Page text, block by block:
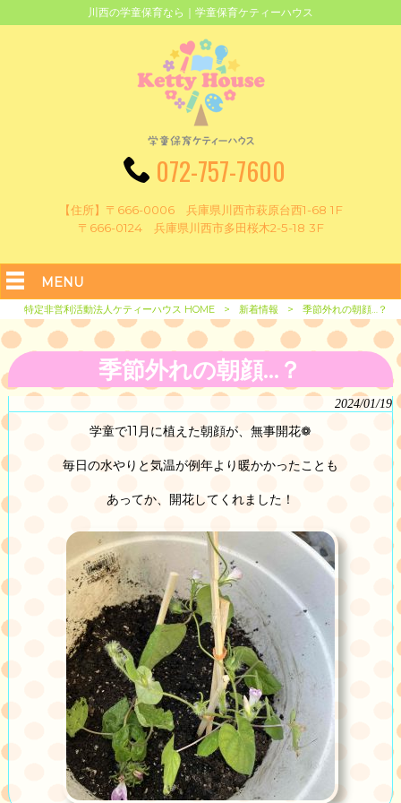
川西の学童保育なら｜学童保育ケティーハウス
072-757-7600
【住所】〒666-0006 兵庫県川西市萩原台西1-68 1F
〒666-0124 兵庫県川西市多田桜木2-5-18 3F
MENU
特定非営利活動法人ケティーハウス HOME > 新着情報 > 季節外れの朝顔…？
季節外れの朝顔…？
2024/01/19
学童で11月に植えた朝顔が、無事開花❁
毎日の水やりと気温が例年より暖かかったことも
あってか、開花してくれました！